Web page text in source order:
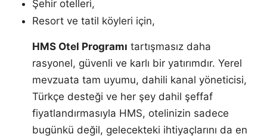
Şehir otelleri,
Resort ve tatil köyleri için,
HMS Otel Programı tartışmasız daha
rasyonel, güvenli ve karlı bir yatırımdır. Yerel
mevzuata tam uyumu, dahili kanal yöneticisi,
Türkçe desteği ve her şey dahil şeffaf
fiyatlandırmasıyla HMS, otelinizin sadece
bugünkü değil, gelecekteki ihtiyaçlarını da en